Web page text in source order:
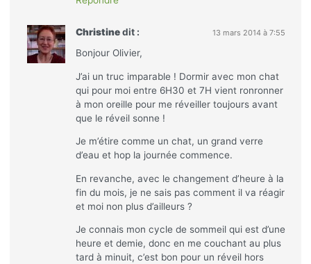
Christine dit : 13 mars 2014 à 7:55
Bonjour Olivier,
J’ai un truc imparable ! Dormir avec mon chat
qui pour moi entre 6H30 et 7H vient ronronner
à mon oreille pour me réveiller toujours avant
que le réveil sonne !
Je m’étire comme un chat, un grand verre
d’eau et hop la journée commence.
En revanche, avec le changement d’heure à la
fin du mois, je ne sais pas comment il va réagir
et moi non plus d’ailleurs ?
Je connais mon cycle de sommeil qui est d’une
heure et demie, donc en me couchant au plus
tard à minuit, c’est bon pour un réveil hors